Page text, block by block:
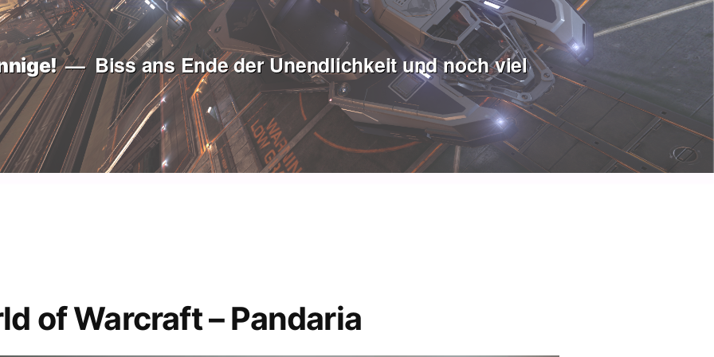
Biss ans Ende der Unendlichkeit und noch viel
of Warcraft – Pandaria